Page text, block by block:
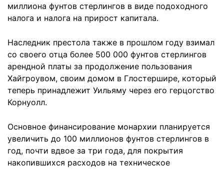
миллиона фунтов стерлингов в виде подоходного
налога и налога на прирост капитала.
Наследник престола также в прошлом году взимал
со своего отца более 500 000 фунтов стерлингов
арендной платы за продолжение пользования
Хайгроувом, своим домом в Глостершире, который
теперь принадлежит Уильяму через его герцогство
Корнуолл.
Основное финансирование монархии планируется
увеличить до 100 миллионов фунтов стерлингов в
год, почти вдвое за три года, для покрытия
накопившихся расходов на техническое